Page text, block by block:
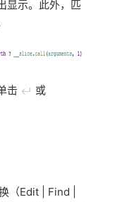
显示。此外，匹
击
或
（Edit | Find |